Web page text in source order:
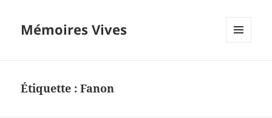
Mémoires Vives
Étiquette :Fanon